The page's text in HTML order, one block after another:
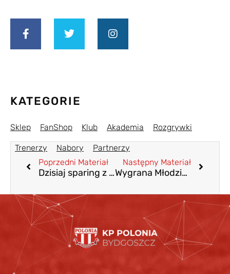
KATEGORIE
Sklep FanShop Klub Akademia Rozgrywki
Trenerzy Nabory
Partnerzy
Poprzedni Materiał
Dzisiaj sparing z Tucholanką Tuchola
Następny Materiał
Wygrana Młodzika D1 w Kruszwicy